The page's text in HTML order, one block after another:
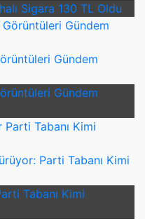
Sigara 130 TL Oldu
Gündem
Gündem
Parti Tabanı Kimi
Tabanı Kimi